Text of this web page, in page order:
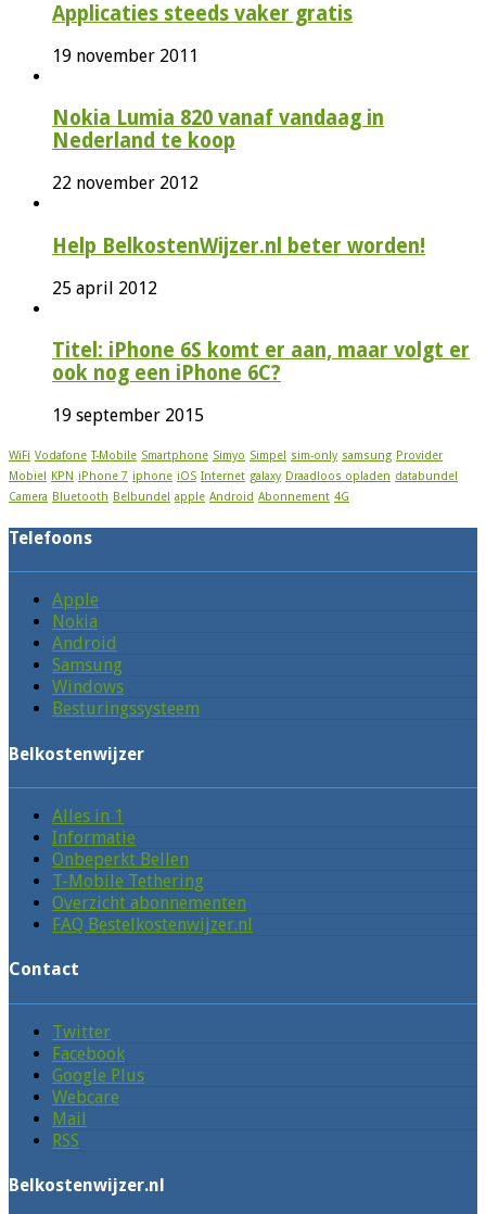
Applicaties steeds vaker gratis
19 november 2011
Nokia Lumia 820 vanaf vandaag in
Nederland te koop
22 november 2012
Help BelkostenWijzer.nl beter worden!
25 april 2012
Titel: iPhone 6S komt er aan, maar volgt er
ook nog een iPhone 6C?
19 september 2015
WiFi Vodafone T-Mobile Smartphone Simyo Simpel sim-only samsung Provider
Mobiel KPN iPhone 7 iphone iOS Internet galaxy Draadloos opladen databundel
Camera Bluetooth Belbundel apple Android Abonnement 4G
Telefoons
Apple
Nokia
Android
Samsung
Windows
Besturingssysteem
Belkostenwijzer
Alles in 1
Informatie
Onbeperkt Bellen
T-Mobile Tethering
Overzicht abonnementen
FAQ Bestelkostenwijzer.nl
Contact
Twitter
Facebook
Google Plus
Webcare
Mail
RSS
Belkostenwijzer.nl